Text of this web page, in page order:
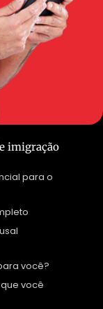
imigração
para o
você?
você